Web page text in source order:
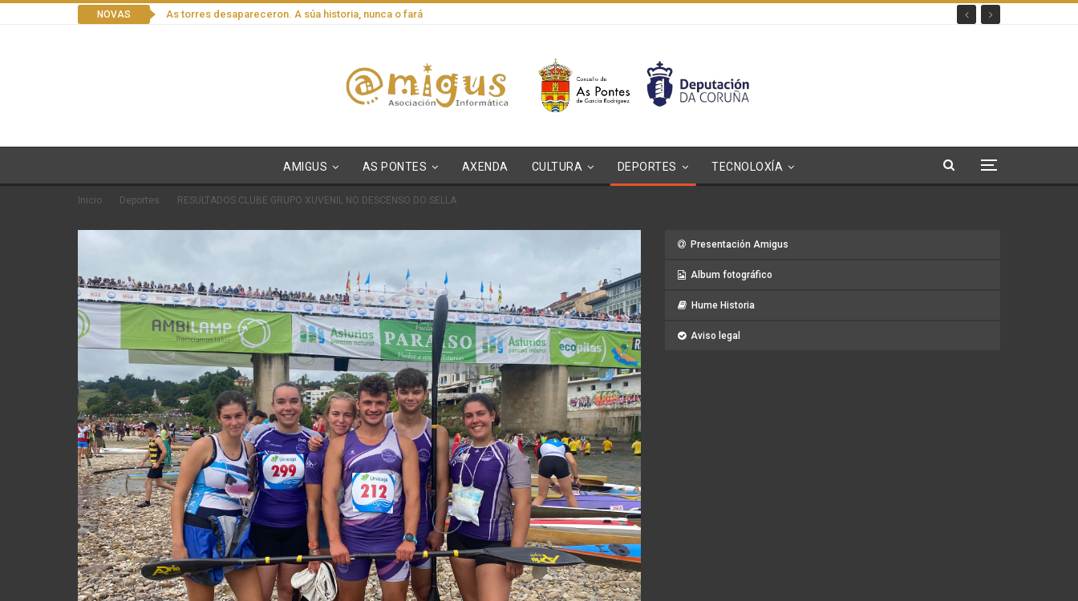
NOVAS As torres desapareceron. A súa historia, nunca o fará
AMIGUS AS PONTES AXENDA CULTURA DEPORTES TECNOLOXÍA
Inicio Deportes RESULTADOS CLUBE GRUPO XUVENIL NO DESCENSO DO SELLA
Presentación Amigus
Album fotográfico
Hume Historia
Aviso legal